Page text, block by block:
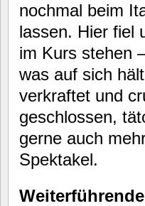
nochmal beim
lassen. Hier fiel
im Kurs stehen
was auf sich
verkraftet und
geschlossen,
gerne auch
Spektakel.